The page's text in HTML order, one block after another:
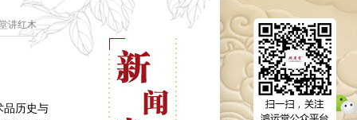
讲红木
品历史与